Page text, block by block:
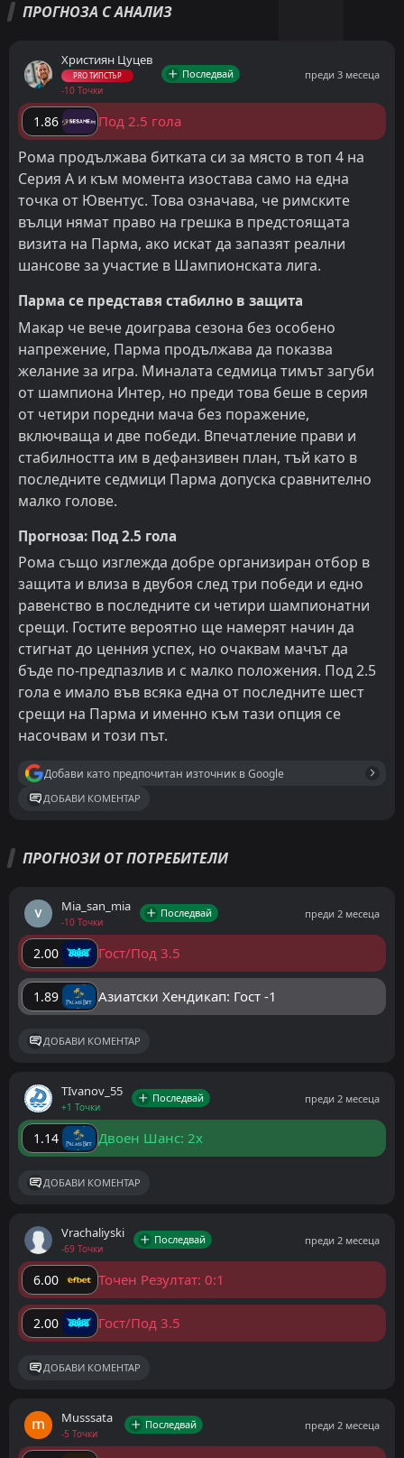
ПРОГНОЗА С АНАЛИЗ
Християн Цуцев
PRO ТИПСТЪР
-10 Точки
Последвай преди 3 месеца
1.86 Под 2.5 гола
Рома продължава битката си за място в топ 4 на
Серия А и към момента изостава само на една
точка от Ювентус. Това означава, че римските
вълци нямат право на грешка в предстоящата
визита на Парма, ако искат да запазят реални
шансове за участие в Шампионската лига.
Парма се представя стабилно в защита
Макар че вече доиграва сезона без особено
напрежение, Парма продължава да показва
желание за игра. Миналата седмица тимът загуби
от шампиона Интер, но преди това беше в серия
от четири поредни мача без поражение,
включваща и две победи. Впечатление прави и
стабилността им в дефанзивен план, тъй като в
последните седмици Парма допуска сравнително
малко голове.
Прогноза: Под 2.5 гола
Рома също изглежда добре организиран отбор в
защита и влиза в двубоя след три победи и едно
равенство в последните си четири шампионатни
срещи. Гостите вероятно ще намерят начин да
стигнат до ценния успех, но очаквам мачът да
бъде по-предпазлив и с малко положения. Под 2.5
гола е имало във всяка една от последните шест
срещи на Парма и именно към тази опция се
насочвам и този път.
Добави като предпочитан източник в Google
ДОБАВИ КОМЕНТАР
ПРОГНОЗИ ОТ ПОТРЕБИТЕЛИ
Mia_san_mia
-10 Точки
Последвай преди 2 месеца
2.00 Гост/Под 3.5
1.89 Азиатски Хендикап: Гост -1
ДОБАВИ КОМЕНТАР
ТIvanov_55
+1 Точки
Последвай преди 2 месеца
1.14 Двоен Шанс: 2x
ДОБАВИ КОМЕНТАР
Vrachaliyski
-69 Точки
Последвай преди 2 месеца
6.00 Точен Резултат: 0:1
2.00 Гост/Под 3.5
ДОБАВИ КОМЕНТАР
Musssata
-5 Точки
Последвай преди 2 месеца